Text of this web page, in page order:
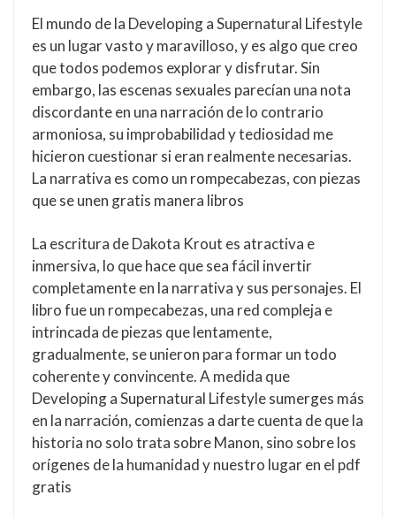
El mundo de la Developing a Supernatural Lifestyle
es un lugar vasto y maravilloso, y es algo que creo
que todos podemos explorar y disfrutar. Sin
embargo, las escenas sexuales parecían una nota
discordante en una narración de lo contrario
armoniosa, su improbabilidad y tediosidad me
hicieron cuestionar si eran realmente necesarias.
La narrativa es como un rompecabezas, con piezas
que se unen gratis manera libros
La escritura de Dakota Krout es atractiva e
inmersiva, lo que hace que sea fácil invertir
completamente en la narrativa y sus personajes. El
libro fue un rompecabezas, una red compleja e
intrincada de piezas que lentamente,
gradualmente, se unieron para formar un todo
coherente y convincente. A medida que
Developing a Supernatural Lifestyle sumerges más
en la narración, comienzas a darte cuenta de que la
historia no solo trata sobre Manon, sino sobre los
orígenes de la humanidad y nuestro lugar en el pdf
gratis